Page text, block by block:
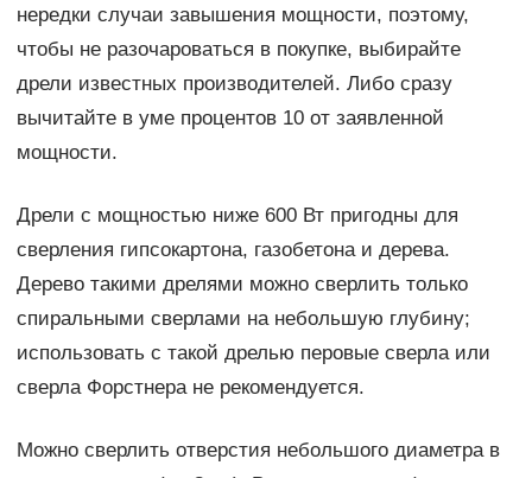
нередки случаи завышения мощности, поэтому,
чтобы не разочароваться в покупке, выбирайте
дрели известных производителей. Либо сразу
вычитайте в уме процентов 10 от заявленной
мощности.
Дрели с мощностью ниже 600 Вт пригодны для
сверления гипсокартона, газобетона и дерева.
Дерево такими дрелями можно сверлить только
спиральными сверлами на небольшую глубину;
использовать с такой дрелью перовые сверла или
сверла Форстнера не рекомендуется.
Можно сверлить отверстия небольшого диаметра в